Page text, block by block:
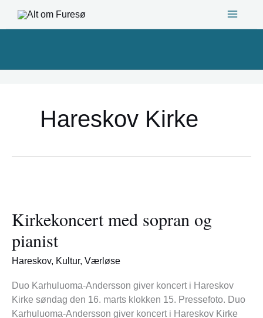
Hareskov Kirke
Kirkekoncert med sopran og
pianist
Hareskov, Kultur, Værløse
Duo Karhuluoma-Andersson giver koncert i Hareskov
Kirke søndag den 16. marts klokken 15. Pressefoto. Duo
Karhuluoma-Andersson giver koncert i Hareskov Kirke
sopran
og
pianist